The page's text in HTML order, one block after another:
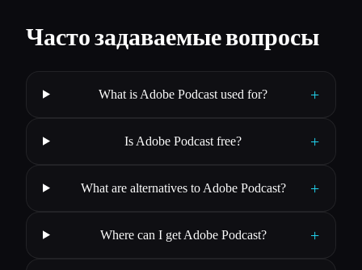
Часто задаваемые вопросы
What is Adobe Podcast used for? +
Is Adobe Podcast free? +
What are alternatives to Adobe Podcast? +
Where can I get Adobe Podcast? +